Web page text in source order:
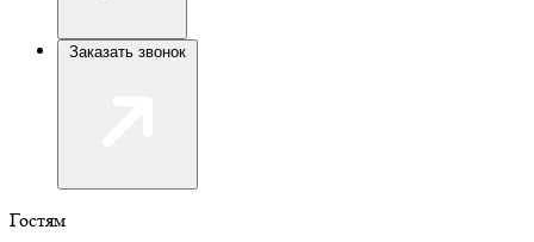
Заказать звонок
Гостям